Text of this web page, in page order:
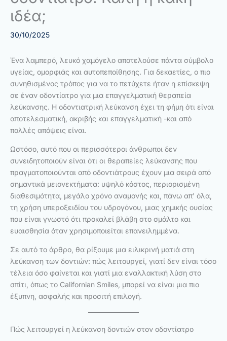
ιδέα;
30/10/2025
Ένα λαμπερό, λευκό χαμόγελο αποτελούσε πάντα σύμβολο
υγείας, ομορφιάς και αυτοπεποίθησης. Για δεκαετίες, ο πιο
συνηθισμένος τρόπος για να το πετύχετε ήταν η επίσκεψη
σε έναν οδοντίατρο για μια επαγγελματική θεραπεία
λεύκανσης. Η οδοντιατρική λεύκανση έχει τη φήμη ότι είναι
αποτελεσματική, ακριβής και επαγγελματική -και από
πολλές απόψεις είναι.
Ωστόσο, αυτό που οι περισσότεροι άνθρωποι δεν
συνειδητοποιούν είναι ότι οι θεραπείες λεύκανσης που
πραγματοποιούνται από οδοντιάτρους έχουν μια σειρά από
σημαντικά μειονεκτήματα: υψηλό κόστος, περιορισμένη
διαθεσιμότητα, μεγάλο χρόνο αναμονής και, πάνω απ' όλα,
τη χρήση υπεροξειδίου του υδρογόνου, μιας χημικής ουσίας
που είναι γνωστό ότι προκαλεί βλάβη στο σμάλτο και
ευαισθησία όταν χρησιμοποιείται επανειλημμένα.
Σε αυτό το άρθρο, θα ρίξουμε μια ειλικρινή ματιά στη
λεύκανση των δοντιών: πώς λειτουργεί, γιατί δεν είναι τόσο
τέλεια όσο φαίνεται και γιατί μια εναλλακτική λύση στο
σπίτι, όπως το Californian Smiles, μπορεί να είναι μια πιο
έξυπνη, ασφαλής και προσιτή επιλογή.
Πώς λειτουργεί η λεύκανση δοντιών στον οδοντίατρο